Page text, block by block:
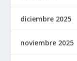
diciembre 2025
noviembre 2025